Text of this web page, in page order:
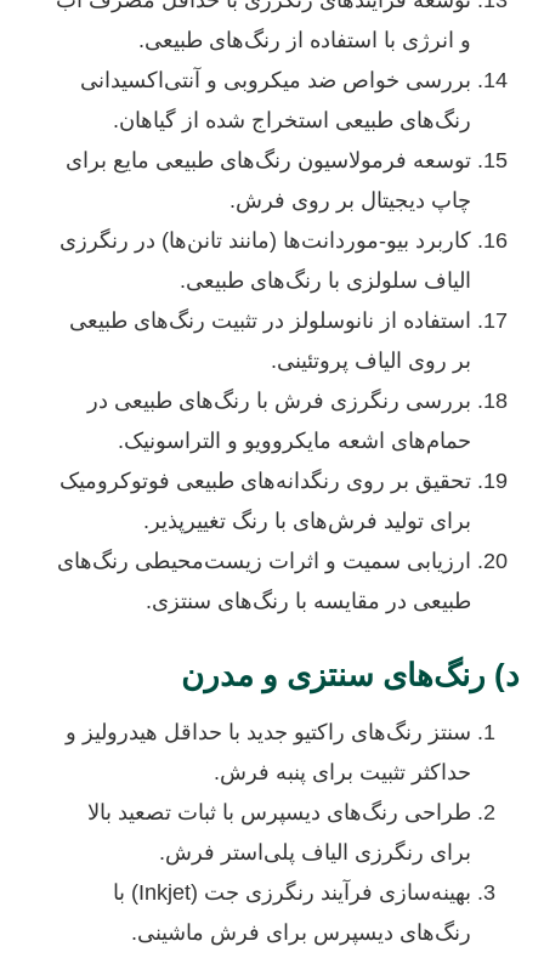
و انرژی با استفاده از رنگ‌های طبیعی.
بررسی خواص ضد میکروبی و آنتی‌اکسیدانی
رنگ‌های طبیعی استخراج شده از گیاهان.
توسعه فرمولاسیون رنگ‌های طبیعی مایع برای
چاپ دیجیتال بر روی فرش.
کاربرد بیو-موردانت‌ها (مانند تانن‌ها) در رنگرزی
الیاف سلولزی با رنگ‌های طبیعی.
استفاده از نانوسلولز در تثبیت رنگ‌های طبیعی
بر روی الیاف پروتئینی.
بررسی رنگرزی فرش با رنگ‌های طبیعی در
حمام‌های اشعه مایکروویو و التراسونیک.
تحقیق بر روی رنگدانه‌های طبیعی فوتوکرومیک
برای تولید فرش‌های با رنگ تغییرپذیر.
ارزیابی سمیت و اثرات زیست‌محیطی رنگ‌های
طبیعی در مقایسه با رنگ‌های سنتزی.
د) رنگ‌های سنتزی و مدرن
سنتز رنگ‌های راکتیو جدید با حداقل هیدرولیز و
حداکثر تثبیت برای پنبه فرش.
طراحی رنگ‌های دیسپرس با ثبات تصعید بالا
برای رنگرزی الیاف پلی‌استر فرش.
بهینه‌سازی فرآیند رنگرزی جت (Inkjet) با
رنگ‌های دیسپرس برای فرش ماشینی.